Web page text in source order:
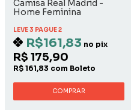
Camisa Real Madrid -
Home Feminina
LEVE 3 PAGUE 2
R$161,83 no pix
R$ 175,90
R$ 161,83 com Boleto
COMPRAR